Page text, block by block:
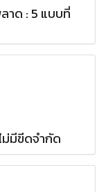
าด : 5 แบบที่
ม่มีขีดจำกัด